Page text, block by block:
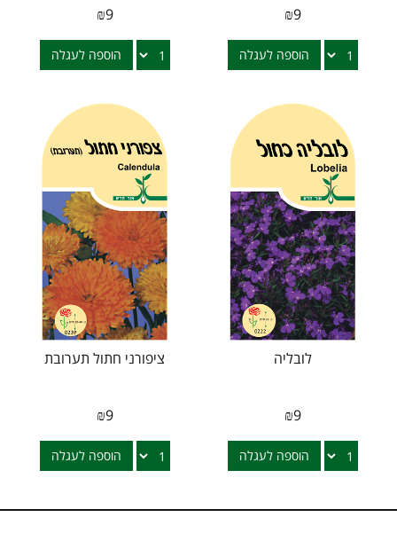
₪9
הוספה לעגלה
₪9
הוספה לעגלה
לובליה
₪9
הוספה לעגלה
ציפורני חתול תערובת
₪9
הוספה לעגלה